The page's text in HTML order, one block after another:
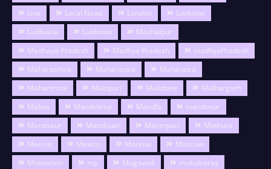
Live
Local News London
Lucknow
Ludhiana
Lukhnow
Machalpur
Madhaya Pradesh
Madhya Pradesh
madhyaPradesh
Maharashtra
Maharastra
Maharatra
Maharshtra
Mainpuri Makdone
Malhargarh
Malwa
Mandideep Mandla
mandosur
Mandsaur
Mandsuar Manmpuri
Mathura
Meerut
Mexico Morena
Moscow
Motivation
mp Mugawali
mukulsaray